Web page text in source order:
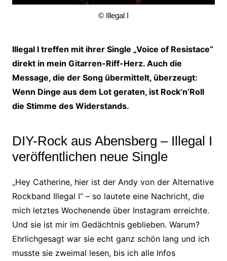
© Illegal I
Illegal I treffen mit ihrer Single „Voice of Resistace“
direkt in mein Gitarren-Riff-Herz. Auch die
Message, die der Song übermittelt, überzeugt:
Wenn Dinge aus dem Lot geraten, ist Rock’n’Roll
die Stimme des Widerstands.
DIY-Rock aus Abensberg – Illegal I
veröffentlichen neue Single
„Hey Catherine, hier ist der Andy von der Alternative
Rockband Illegal I“ – so lautete eine Nachricht, die
mich letztes Wochenende über Instagram erreichte.
Und sie ist mir im Gedächtnis geblieben. Warum?
Ehrlichgesagt war sie echt ganz schön lang und ich
musste sie zweimal lesen, bis ich alle Infos